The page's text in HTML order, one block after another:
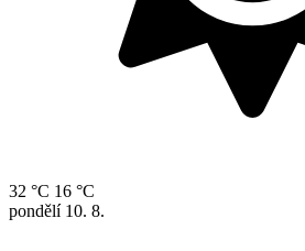
32 °C 16 °C
pondělí 10. 8.